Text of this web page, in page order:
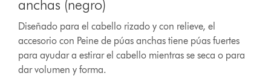
anchas (negro)
Diseñado para el cabello rizado y con relieve, el
accesorio con Peine de púas anchas tiene púas fuertes
para ayudar a estirar el cabello mientras se seca o para
dar volumen y forma.